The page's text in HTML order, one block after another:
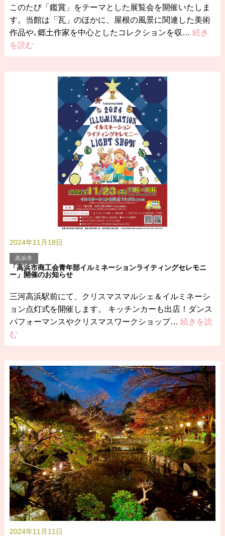
このたび「鑑賞」をテーマとした展覧会を開催いたしま
す。当館は「瓦」のほかに、屋根の風景に関連した美術
作品や､郷土作家を中心としたコレクションを収… 続き
を読む
2024年11月18日
高浜市
「高浜市商工会青年部イルミネーションライティングセレモニ
ー」開催のお知らせ
三河高浜駅前にて、クリスマスマルシェ＆イルミネーシ
ョン点灯式を開催します。 キッチンカーも出店！ダンス
パフォーマンスやクリスマスワークショップ… 続きを読
む
2024年11月11日